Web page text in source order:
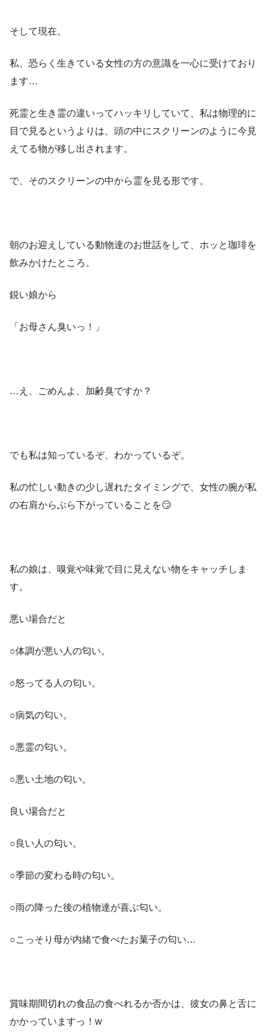
そして現在。
私、恐らく生きている女性の方の意識を一心に受けており
ます…
死霊と生き霊の違いってハッキリしていて、私は物理的に
目で見るというよりは、頭の中にスクリーンのように今見
えてる物が移し出されます。
で、そのスクリーンの中から霊を見る形です。
朝のお迎えしている動物達のお世話をして、ホッと珈琲を
飲みかけたところ。
鋭い娘から
「お母さん臭いっ！」
…え、ごめんよ、加齢臭ですか？
でも私は知っているぞ、わかっているぞ。
私の忙しい動きの少し遅れたタイミングで、女性の腕が私
の右肩からぶら下がっていることを😏
私の娘は、嗅覚や味覚で目に見えない物をキャッチしま
す。
悪い場合だと
○体調が悪い人の匂い。
○怒ってる人の匂い。
○病気の匂い。
○悪霊の匂い。
○悪い土地の匂い。
良い場合だと
○良い人の匂い。
○季節の変わる時の匂い。
○雨の降った後の植物達が喜ぶ匂い。
○こっそり母が内緒で食べたお菓子の匂い…
賞味期間切れの食品の食べれるか否かは、彼女の鼻と舌に
かかっていますっ！w